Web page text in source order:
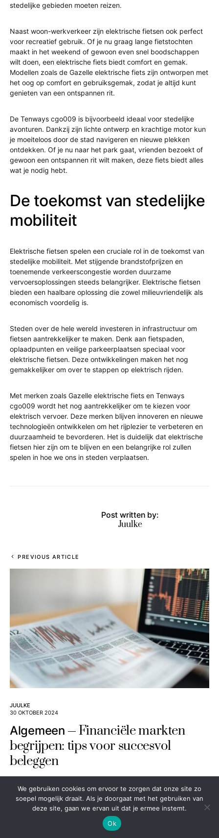
stedelijke gebieden moeten reizen.
Naast woon-werkverkeer zijn elektrische fietsen ook perfect
voor recreatief gebruik. Of je nu graag lange fietstochten
maakt in het weekend of gewoon even snel boodschappen
wilt doen, een elektrische fiets biedt comfort en gemak.
Modellen zoals de Gazelle elektrische fiets zijn ontworpen met
het oog op comfort en gebruiksgemak, zodat je altijd kunt
genieten van een ontspannen rit.
De Tenways cgo009 is bijvoorbeeld ideaal voor stedelijke
avonturen. Dankzij zijn lichte ontwerp en krachtige motor kun
je moeiteloos door de stad navigeren en nieuwe plekken
ontdekken. Of je nu naar het park gaat, vrienden bezoekt of
gewoon een ontspannen rit wilt maken, deze fiets biedt alles
wat je nodig hebt.
De toekomst van stedelijke
mobiliteit
Elektrische fietsen spelen een cruciale rol in de toekomst van
stedelijke mobiliteit. Met stijgende brandstofprijzen en
toenemende verkeerscongestie worden duurzame
vervoersoplossingen steeds belangrijker. Elektrische fietsen
bieden een haalbare oplossing die zowel milieuvriendelijk als
economisch voordelig is.
Steden over de hele wereld investeren in infrastructuur om
fietsen aantrekkelijker te maken. Denk aan fietspaden,
oplaadpunten en veilige parkeerplaatsen speciaal voor
elektrische fietsen. Deze ontwikkelingen maken het nog
gemakkelijker om over te stappen op elektrisch rijden.
Met merken zoals Gazelle elektrische fiets en Tenways
cgo009 wordt het nog aantrekkelijker om te kiezen voor
elektrisch vervoer. Deze merken blijven innoveren en nieuwe
technologieën ontwikkelen om het rijplezier te verbeteren en
duurzaamheid te bevorderen. Het is duidelijk dat elektrische
fietsen hier zijn om te blijven en een belangrijke rol zullen
spelen in hoe we ons in steden verplaatsen.
Post written by:
Juulke
PREVIOUS ARTICLE
JUULKE
30 OKTOBER 2024
Algemeen
Financiële markten
begrijpen: tips voor succesvol
beleggen
NEXT ARTICLE
We gebruiken cookies om ervoor te zorgen dat onze site zo
soepel mogelijk draait. Als je doorgaat met het gebruiken van
deze site, gaan we ervan uit dat je ermee instemt.
Ok